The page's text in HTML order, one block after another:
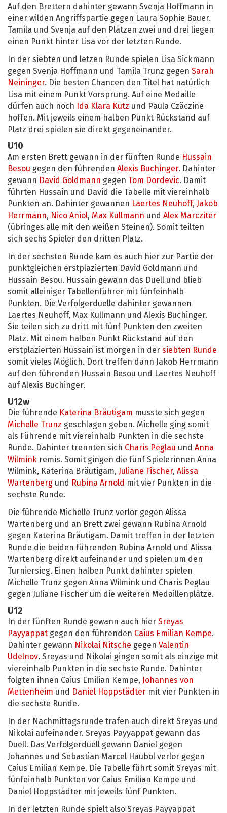
Auf den Brettern dahinter gewann Svenja Hoffmann in
einer wilden Angriffspartie gegen Laura Sophie Bauer.
Tamila und Svenja auf den Plätzen zwei und drei liegen
einen Punkt hinter Lisa vor der letzten Runde.
In der siebten und letzen Runde spielen Lisa Sickmann
gegen Svenja Hoffmann und Tamila Trunz gegen Sarah
Neininger. Die besten Chancen den Titel hat natürlich
Lisa mit einem Punkt Vorsprung. Auf eine Medaille
dürfen auch noch
Ida Klara Kutz und Paula Czäczine
hoffen. Mit jeweils einem halben Punkt Rückstand auf
Platz drei spielen sie direkt gegeneinander.
U10
Am ersten Brett gewann in der fünften Runde Hussain
Besou gegen den führenden Alexis Buchinger. Dahinter
gewann David Goldmann gegen Tom Dordevic. Damit
führten Hussain und David die Tabelle mit viereinhalb
Punkten an. Dahinter gewannen Laertes Neuhoff, Jakob
Herrmann, Nico Aniol, Max Kullmann und Alex Marcziter
(übringes alle mit den weißen Steinen). Somit teilten
sich sechs Spieler den dritten Platz.
In der sechsten Runde kam es auch hier zur Partie der
punktgleichen erstplazierten David Goldmann und
Hussain Besou. Hussain gewann das Duell und blieb
somit alleiniger Tabellenführer mit fünfeinhalb
Punkten. Die Verfolgerduelle dahinter gewannen
Laertes Neuhoff, Max Kullmann und Alexis Buchinger.
Sie teilen sich zu dritt mit fünf Punkten den zweiten
Platz. Mit einem halben Punkt Rückstand auf den
erstplazierten Hussain ist morgen in der siebten Runde
somit vieles Möglich. Dort treffen dann Jakob Herrmann
auf den führenden Hussain Besou und Laertes Neuhoff
auf Alexis Buchinger.
U12w
Die führende Katerina Bräutigam musste sich gegen
Michelle Trunz geschlagen geben. Michelle ging somit
als Führende mit viereinhalb Punkten in die sechste
Runde. Dahinter trennten sich Charis Peglau und Anna
Wilmink remis. Somit gingen die fünf Spielerinnen Anna
Wilmink, Katerina Bräutigam, Juliane Fischer, Alissa
Wartenberg und Rubina Arnold mit vier Punkten in die
sechste Runde.
Die führende Michelle Trunz verlor gegen Alissa
Wartenberg und an Brett zwei gewann Rubina Arnold
gegen Katerina Bräutigam. Damit treffen in der letzten
Runde die beiden führenden Rubina Arnold und Alissa
Wartenberg direkt aufeinander und spielen um den
Turniersieg. Einen halben Punkt dahinter spielen
Michelle Trunz gegen Anna Wilmink und Charis Peglau
gegen Juliane Fischer um die weiteren Medaillenplätze.
U12
In der fünften Runde gewann auch hier Sreyas
Payyappat gegen den führenden Caius Emilian Kempe.
Dahinter gewann Nikolai Nitsche gegen Valentin
Udelnov. Sreyas und Nikolai gingen somit als einzige mit
viereinhalb Punkten in die sechste Runde. Dahinter
folgten ihnen Caius Emilian Kempe, Johannes von
Mettenheim und Daniel Hoppstädter mit vier Punkten in
die sechste Runde.
In der Nachmittagsrunde trafen auch direkt Sreyas und
Nikolai aufeinander. Sreyas Payyappat gewann das
Duell. Das Verfolgerduell gewann Daniel gegen
Johannes und Sebastian Marcel Haubol verlor gegen
Caius Emilian Kempe. Die Tabelle führt somit Sreyas mit
fünfeinhalb Punkten vor Caius Emilian Kempe und
Daniel Hoppstädter mit jeweils fünf Punkten.
In der letzten Runde spielt also Sreyas Payyappat